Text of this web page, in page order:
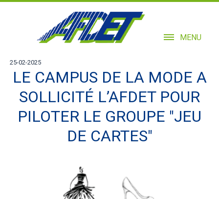
MENU
25-02-2025
LE CAMPUS DE LA MODE A
SOLLICITÉ L’AFDET POUR
PILOTER LE GROUPE "JEU
DE CARTES"